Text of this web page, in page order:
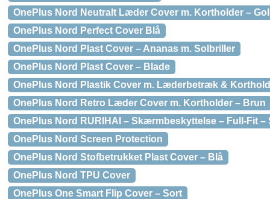
OnePlus Nord Neutralt Læder Cover m. Kortholder –
OnePlus Nord Perfect Cover Blå
OnePlus Nord Plast Cover – Ananas m. Solbriller
OnePlus Nord Plast Cover – Blade
OnePlus Nord Plastik Cover m. Læderbetræk &
OnePlus Nord Retro Læder Cover m. Kortholder – Brun
OnePlus Nord RURIHAI – Skærmbeskyttelse – Full-Fit –
OnePlus Nord Screen Protection
OnePlus Nord Stofbetrukket Plast Cover – Blå
OnePlus Nord TPU Cover
OnePlus One Smart Flip Cover – Sort